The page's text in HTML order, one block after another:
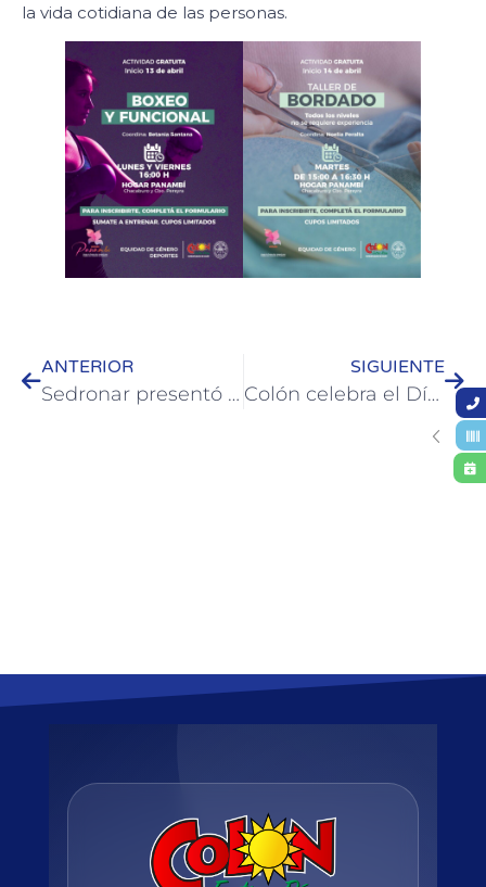
la vida cotidiana de las personas.
ANTERIOR
Sedronar presentó “Espacio Puentes”, una nueva herramienta de acompañamiento en el DTC
SIGUIENTE
Colón celebra el Día Mundial de la Salud con una gran maratón participativa en el Parque Quirós